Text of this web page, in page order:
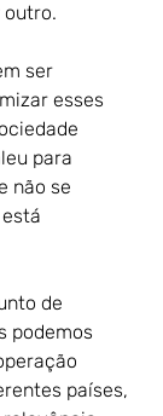
outro.
ser
esses
para
não se
de
podemos
países,